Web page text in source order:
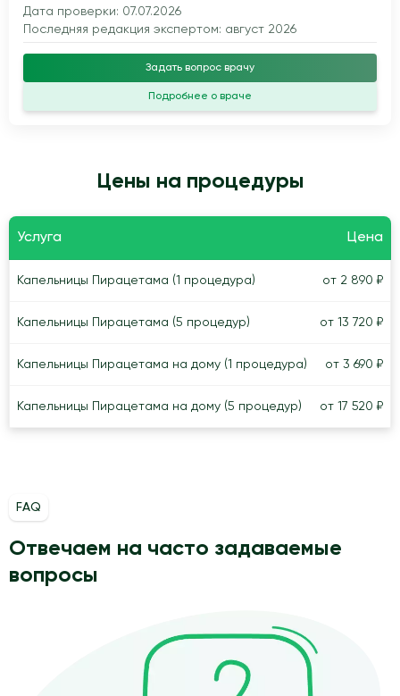
Дата проверки: 07.07.2026
Последняя редакция экспертом: август 2026
Задать вопрос врачу
Подробнее о враче
Цены на процедуры
Услуга Цена
Капельницы Пирацетама (1 процедура) от 2 890 ₽
Капельницы Пирацетама (5 процедур) от 13 720 ₽
Капельницы Пирацетама на дому (1 процедура) от 3 690 ₽
Капельницы Пирацетама на дому (5 процедур) от 17 520 ₽
FAQ
Отвечаем на часто задаваемые
вопросы